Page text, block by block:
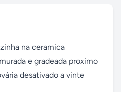
na ceramica
e gradeada proximo
desativado a vinte